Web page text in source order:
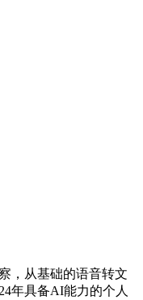
，从基础的语音转文
年具备AI能力的个人